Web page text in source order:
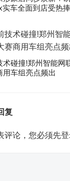
实车全面到店受热捧
术碰撞!郑州智能网
用车组亮点频出
复
评论，您必须先